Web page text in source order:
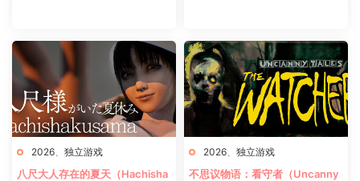
2026 独立游戏
八尺大人存在的夏天（Hachisha
2026 独立游戏
不思议物语：看守者（Uncanny